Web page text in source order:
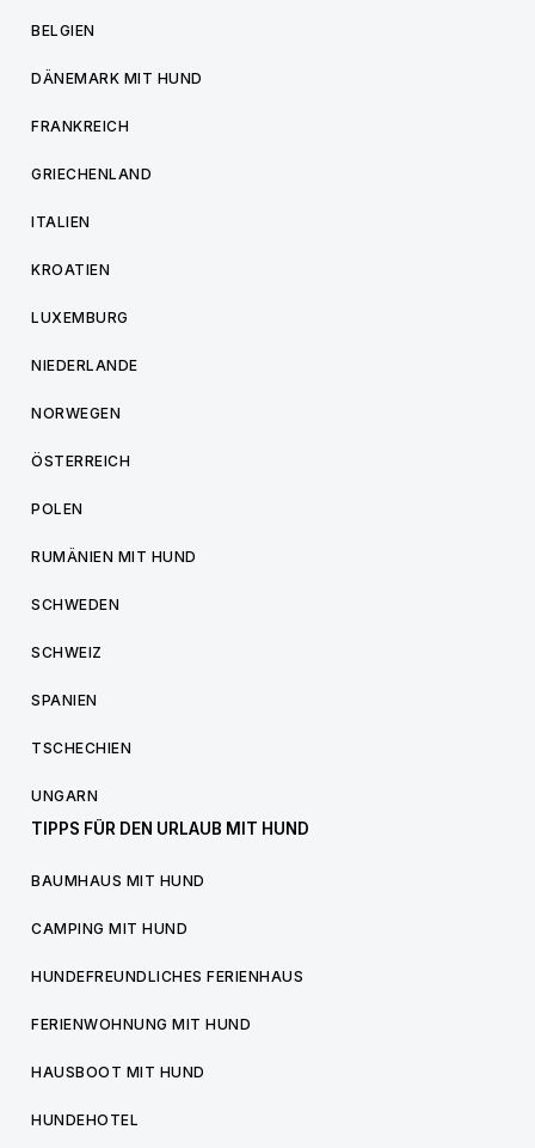
BELGIEN
DÄNEMARK MIT HUND
FRANKREICH
GRIECHENLAND
ITALIEN
KROATIEN
LUXEMBURG
NIEDERLANDE
NORWEGEN
ÖSTERREICH
POLEN
RUMÄNIEN MIT HUND
SCHWEDEN
SCHWEIZ
SPANIEN
TSCHECHIEN
UNGARN
TIPPS FÜR DEN URLAUB MIT HUND
BAUMHAUS MIT HUND
CAMPING MIT HUND
HUNDEFREUNDLICHES FERIENHAUS
FERIENWOHNUNG MIT HUND
HAUSBOOT MIT HUND
HUNDEHOTEL